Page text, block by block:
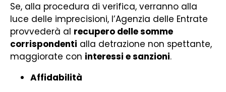
Se, alla procedura di verifica, verranno alla
luce delle imprecisioni, l’Agenzia delle Entrate
provvederà al recupero delle somme
corrispondenti alla detrazione non spettante,
maggiorate con interessi e sanzioni.
Affidabilità